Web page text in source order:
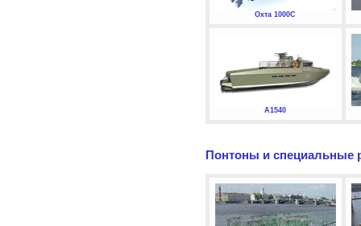
Охта 1000С
А1540
Понтоны и специальные